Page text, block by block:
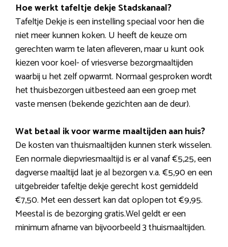
Hoe werkt tafeltje dekje Stadskanaal?
Tafeltje Dekje is een instelling speciaal voor hen die
niet meer kunnen koken. U heeft de keuze om
gerechten warm te laten afleveren, maar u kunt ook
kiezen voor koel- of vriesverse bezorgmaaltijden
waarbij u het zelf opwarmt. Normaal gesproken wordt
het thuisbezorgen uitbesteed aan een groep met
vaste mensen (bekende gezichten aan de deur).
Wat betaal ik voor warme maaltijden aan huis?
De kosten van thuismaaltijden kunnen sterk wisselen.
Een normale diepvriesmaaltijd is er al vanaf €5,25, een
dagverse maaltijd laat je al bezorgen v.a. €5,90 en een
uitgebreider tafeltje dekje gerecht kost gemiddeld
€7,50. Met een dessert kan dat oplopen tot €9,95.
Meestal is de bezorging gratis.Wel geldt er een
minimum afname van bijvoorbeeld 3 thuismaaltijden.